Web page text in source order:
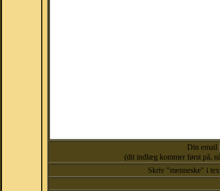
Din email
(dit indlæg kommer først på,
Skriv "menneske" i